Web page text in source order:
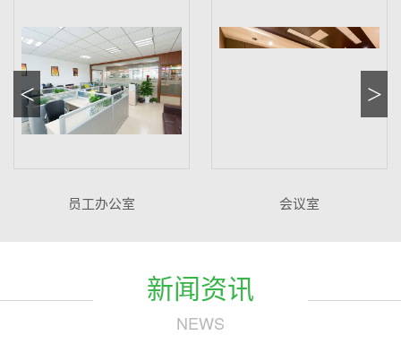
<
员工办公室 会议室
>
新闻资讯
NEWS